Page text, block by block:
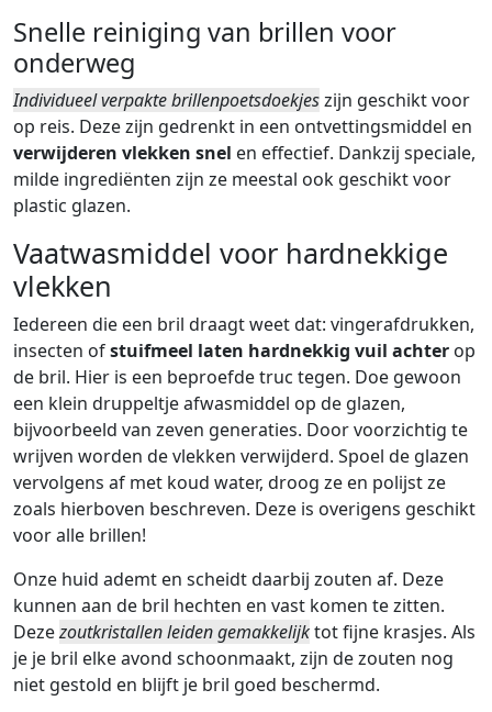
Snelle reiniging van brillen voor
onderweg
Individueel verpakte brillenpoetsdoekjeszijn geschikt voor
op reis. Deze zijn gedrenkt in een ontvettingsmiddel en
verwijderen vlekken snel en effectief. Dankzij speciale,
milde ingrediënten zijn ze meestal ook geschikt voor
plastic glazen.
Vaatwasmiddel voor hardnekkige
vlekken
Iedereen die een bril draagt weet dat: vingerafdrukken,
insecten ofstuifmeel laten hardnekkig vuil achter op
de bril. Hier is een beproefde truc tegen. Doe gewoon
een klein druppeltje afwasmiddel op de glazen,
bijvoorbeeld van zeven generaties. Door voorzichtig te
wrijven worden de vlekken verwijderd. Spoel de glazen
vervolgens af met koud water, droog ze en polijst ze
zoals hierboven beschreven. Deze is overigens geschikt
voor alle brillen!
Onze huid ademt en scheidt daarbij zouten af. Deze
kunnen aan de bril hechten en vast komen te zitten.
Dezezoutkristallen leiden gemakkelijktot fijne krasjes. Als
je je bril elke avond schoonmaakt, zijn de zouten nog
niet gestold en blijft je bril goed beschermd.